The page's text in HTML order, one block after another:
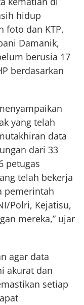
hidup
foto dan KTP.
Damanik,
berusia 17
berdasarkan
yang telah
data
dari 33
petugas
telah bekerja
pemerintah
Polri, Kejatisu,
mereka,” ujar
agar data
akurat dan
setiap